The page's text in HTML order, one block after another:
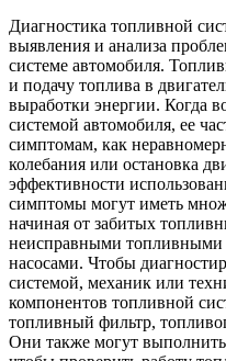
Диагностика топливной
выявления и анализа
системе автомобиля.
и подачу топлива в
выработки энергии. Когда
системой автомобиля, ее
симптомам, как
колебания или остановка
эффективности
симптомы могут иметь
начиная от забитых
неисправными
насосами. Чтобы
системой, механик или
компонентов топливной
топливный фильтр,
Они также могут